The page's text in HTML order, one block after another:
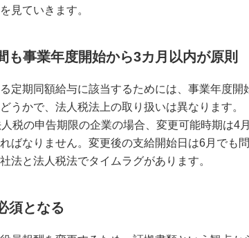
見ていきます。
も事業年度開始から3カ月以内が原則
定期同額給与に該当するためには、事業年度開
うかで、法人税法上の取り扱いは異なります。
税の申告期限の企業の場合、変更可能時期は4
ばなりません。変更後の支給開始日は6月でも
法と法人税法でタイムラグがあります。
須となる